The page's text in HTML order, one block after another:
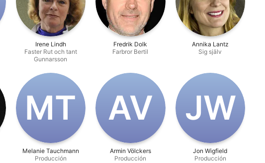
Irene Lindh
Faster Rut och tant
Gunnarsson
Fredrik Dolk
Farbror Bertil
Annika Lantz
Sig själv
M‌T
Melanie Tauchmann
Producción
A‌V
Armin Völckers
Producción
J‌W
Jon Wigfield
Producción